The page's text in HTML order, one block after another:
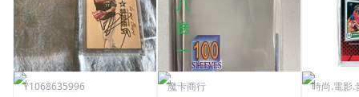
Y1068635996 魔卡商行 時尚.電影.